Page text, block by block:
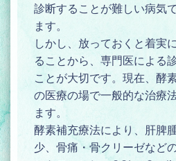
診断することが難しい病気
ます。
しかし、放っておくと着実
ることから、専門医による
ことが大切です。現在、酵
の医療の場で一般的な治療
ます。
酵素補充療法により、肝脾
少、骨痛・骨クリーゼなど